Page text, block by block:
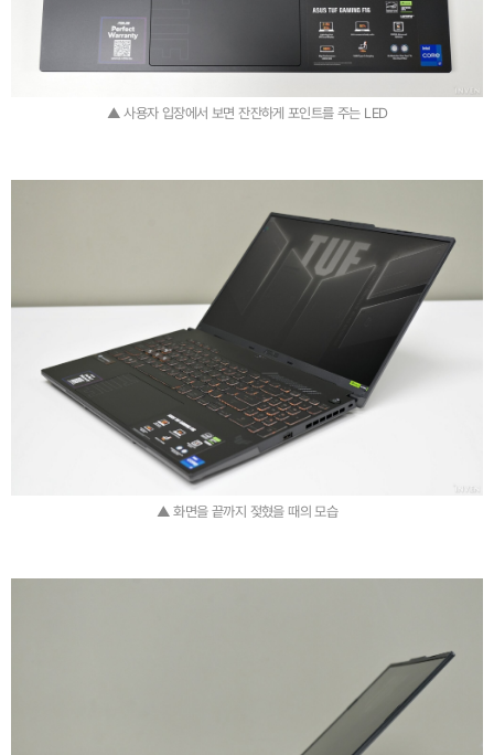
▲ 사용자 입장에서 보면 잔잔하게 포인트를 주는 LED
▲ 화면을 끝까지 젖혔을 때의 모습